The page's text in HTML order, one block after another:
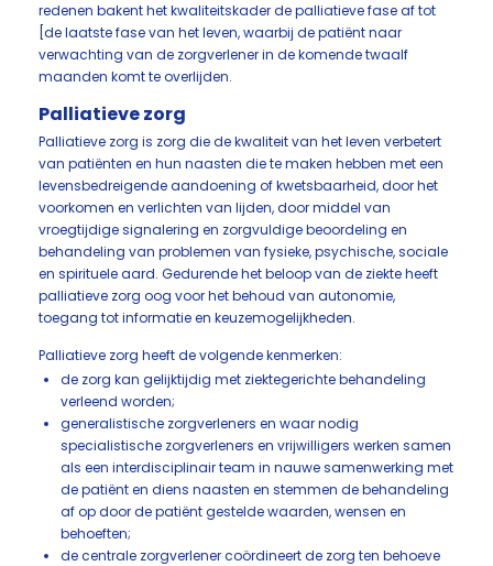
redenen bakent het kwaliteitskader de palliatieve fase af tot
[de laatste fase van het leven, waarbij de patiënt naar
verwachting van de zorgverlener in de komende twaalf
maanden komt te overlijden.
Palliatieve zorg
Palliatieve zorg is zorg die de kwaliteit van het leven verbetert
van patiënten en hun naasten die te maken hebben met een
levensbedreigende aandoening of kwetsbaarheid, door het
voorkomen en verlichten van lijden, door middel van
vroegtijdige signalering en zorgvuldige beoordeling en
behandeling van problemen van fysieke, psychische, sociale
en spirituele aard. Gedurende het beloop van de ziekte heeft
palliatieve zorg oog voor het behoud van autonomie,
toegang tot informatie en keuzemogelijkheden.
Palliatieve zorg heeft de volgende kenmerken:
de zorg kan gelijktijdig met ziektegerichte behandeling
verleend worden;
generalistische zorgverleners en waar nodig
specialistische zorgverleners en vrijwilligers werken samen
als een interdisciplinair team in nauwe samenwerking met
de patiënt en diens naasten en stemmen de behandeling
af op door de patiënt gestelde waarden, wensen en
behoeften;
de centrale zorgverlener coördineert de zorg ten behoeve